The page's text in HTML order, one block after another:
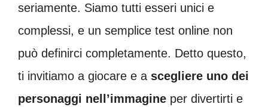
seriamente. Siamo tutti esseri unici e
complessi, e un semplice test online non
può definirci completamente. Detto questo,
ti invitiamo a giocare e a scegliere uno dei
personaggi nell’immagine per divertirti e